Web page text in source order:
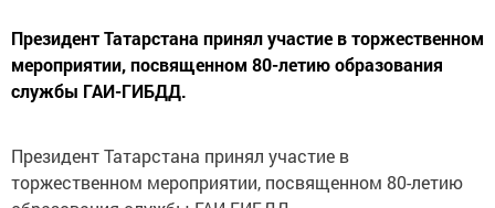
Президент Татарстана принял участие в торжественном
мероприятии, посвященном 80-летию образования
службы ГАИ-ГИБДД.
Президент Татарстана принял участие в
торжественном мероприятии, посвященном 80-летию